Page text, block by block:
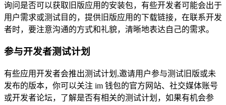
询问是否可以获取旧版应用的安装包，有些开发者可能会出于
用户需求或测试目的，提供旧版应用的下载链接，在联系开发
者时，要注意沟通的方式和礼貌，清晰地表达自己的需求。
参与开发者测试计划
有些应用开发者会推出测试计划,邀请用户参与测试旧版或未
发布的版本，你可以关注 im 钱包的官方网站、社交媒体账号
或开发者论坛，了解是否有相关的测试计划，如果有机会参